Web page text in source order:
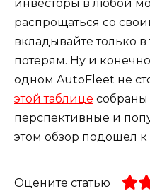
инвесторы в любой
распрощаться со
вкладывайте только в
потерям. Ну и
одном AutoFleet не
этой таблице собраны
перспективные и
этом обзор подошел к
Оцените статью